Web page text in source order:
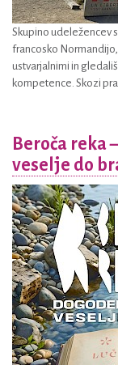
Skupino udeležencev
francosko
ustvarjalnimi in
kompetence. Skozi
Beroča reka
veselje do